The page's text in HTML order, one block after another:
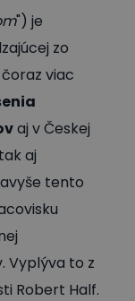
") je
zo
viac
aj v Českej
aj
tento
Vyplýva to z
Robert Half.